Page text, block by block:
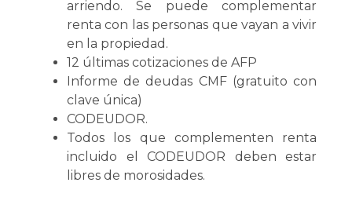
arriendo. Se puede complementar
renta con las personas que vayan a vivir
en la propiedad.
12 últimas cotizaciones de AFP
Informe de deudas CMF (gratuito con
clave única)
CODEUDOR.
Todos los que complementen renta
incluido el CODEUDOR deben estar
libres de morosidades.